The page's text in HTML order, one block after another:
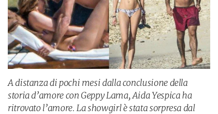
A distanza di pochi mesi dalla conclusione della
storia d’amore con Geppy Lama, Aida Yespica ha
ritrovato l’amore. La showgirl è stata sorpresa dal